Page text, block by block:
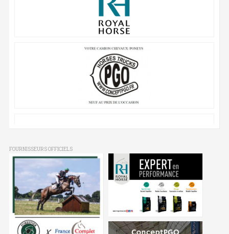
FOURNISSEURS OFFICIELS